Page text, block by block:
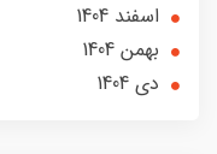
اسفند 1404
بهمن 1404
دی 1404